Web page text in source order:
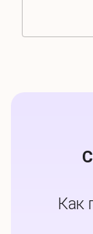
Как